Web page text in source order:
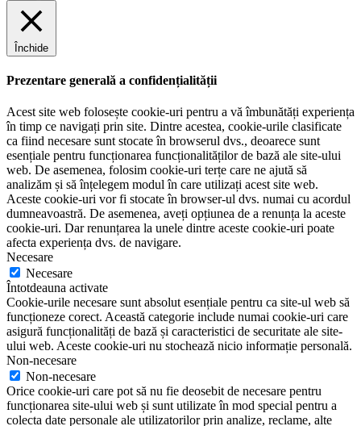
Închide
Prezentare generală a confidențialității
Acest site web folosește cookie-uri pentru a vă îmbunătăți experiența
în timp ce navigați prin site. Dintre acestea, cookie-urile clasificate
ca fiind necesare sunt stocate în browserul dvs., deoarece sunt
esențiale pentru funcționarea funcționalităților de bază ale site-ului
web. De asemenea, folosim cookie-uri terțe care ne ajută să
analizăm și să înțelegem modul în care utilizați acest site web.
Aceste cookie-uri vor fi stocate în browser-ul dvs. numai cu acordul
dumneavoastră. De asemenea, aveți opțiunea de a renunța la aceste
cookie-uri. Dar renunțarea la unele dintre aceste cookie-uri poate
afecta experiența dvs. de navigare.
Necesare
Necesare
Întotdeauna activate
Cookie-urile necesare sunt absolut esențiale pentru ca site-ul web să
funcționeze corect. Această categorie include numai cookie-uri care
asigură funcționalități de bază și caracteristici de securitate ale site-
ului web. Aceste cookie-uri nu stochează nicio informație personală.
Non-necesare
Non-necesare
Orice cookie-uri care pot să nu fie deosebit de necesare pentru
funcționarea site-ului web și sunt utilizate în mod special pentru a
colecta date personale ale utilizatorilor prin analize, reclame, alte